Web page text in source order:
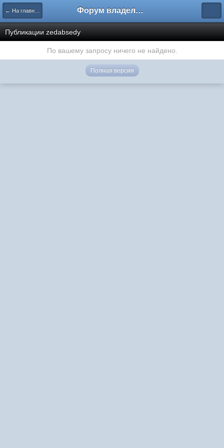
← На главную Форум владельцев интернет-магазинов
Публикации zedabsedy
По вашему запросу ничего не найдено.
Полная версия